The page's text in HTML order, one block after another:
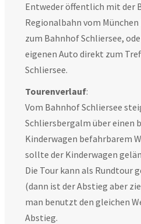
Entweder öffentlich mit der
Regionalbahn vom
zum Bahnhof Schliersee,
eigenen Auto direkt zum
Schliersee.
Tourenverlauf:
Vom Bahnhof Schliersee
Schliersbergalm über einen
Kinderwagen befahrbarem
sollte der Kinderwagen
Die Tour kann als Rundtour
(dann ist der Abstieg aber
man benutzt den gleichen
Abstieg.